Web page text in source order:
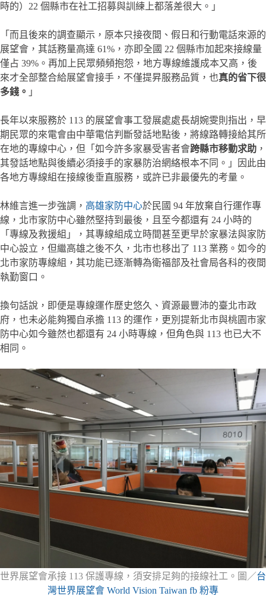
時的）22 個縣市在社工招募與訓練上都落差很大。」
「而且後來的調查顯示，原本只接夜間、假日和行動電話來源的
展望會，其話務量高達 61%，亦即全國 22 個縣市加起來接線量
僅占 39%。再加上民眾頻頻抱怨，地方專線維護成本又高，後
來才全部整合給展望會接手，不僅提昇服務品質，也真的省下很
多錢。 」
長年以來服務於 113 的展望會事工發展處處長胡婉雯則指出，早
期民眾的來電會由中華電信判斷發話地點後，將線路轉接給其所
在地的專線中心，但「如今許多家暴受害者會跨縣市移動求助 ，
其發話地點與後續必須接手的家暴防治網絡根本不同。」因此由
各地方專線組在接線後垂直服務，或許已非最優先的考量。
林維言進一步強調， 高雄家防中心於民國 94 年放棄自行運作專
線，北市家防中心雖然堅持到最後，且至今都還有 24 小時的
「專線及救援組」，其專線組成立時間甚至更早於家暴法與家防
中心設立，但繼高雄之後不久，北市也移出了 113 業務。如今的
北市家防專線組，其功能已逐漸轉為衛福部及社會局各科的夜間
執勤窗口。
換句話說，即便是專線運作歷史悠久、資源最豐沛的臺北市政
府，也未必能夠獨自承擔 113 的運作，更別提新北市與桃園市家
防中心如今雖然也都還有 24 小時專線，但角色與 113 也已大不
相同。
世界展望會承接 113 保護專線，須安排足夠的接線社工。圖／台
灣世界展望會 World Vision Taiwan fb 粉專